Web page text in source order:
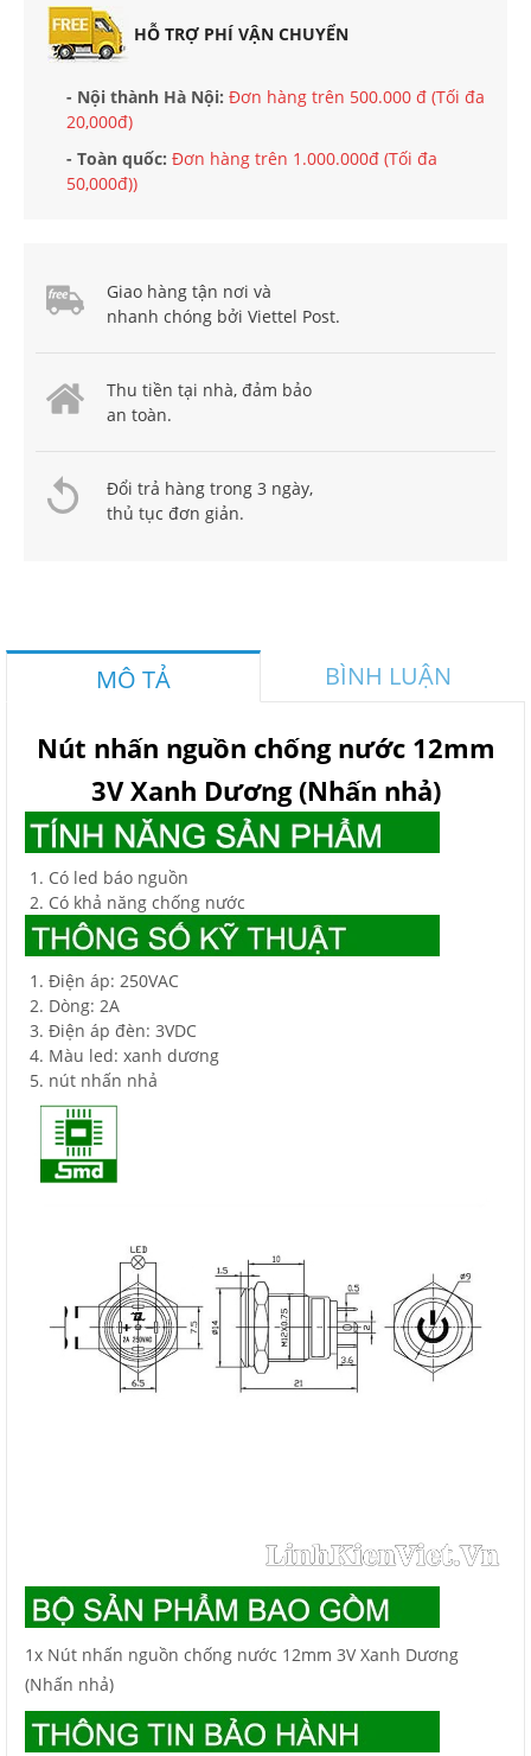
HỖ TRỢ PHÍ VẬN CHUYỂN
- Nội thành Hà Nội: Đơn hàng trên 500.000 đ (Tối đa
20,000đ)
- Toàn quốc: Đơn hàng trên 1.000.000đ (Tối đa
50,000đ))
Giao hàng tận nơi và
nhanh chóng bởi Viettel Post.
Thu tiền tại nhà, đảm bảo
an toàn.
Đổi trả hàng trong 3 ngày,
thủ tục đơn giản.
MÔ TẢ BÌNH LUẬN
Nút nhấn nguồn chống nước 12mm
3V Xanh Dương (Nhấn nhả)
Có led báo nguồn
Có khả năng chống nước
Điện áp: 250VAC
Dòng: 2A
Điện áp đèn: 3VDC
Màu led: xanh dương
nút nhấn nhả
1x Nút nhấn nguồn chống nước 12mm 3V Xanh Dương
(Nhấn nhả)